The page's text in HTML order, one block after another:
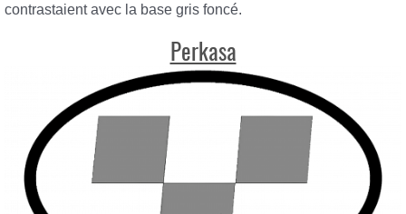
contrastaient avec la base gris foncé.
Perkasa